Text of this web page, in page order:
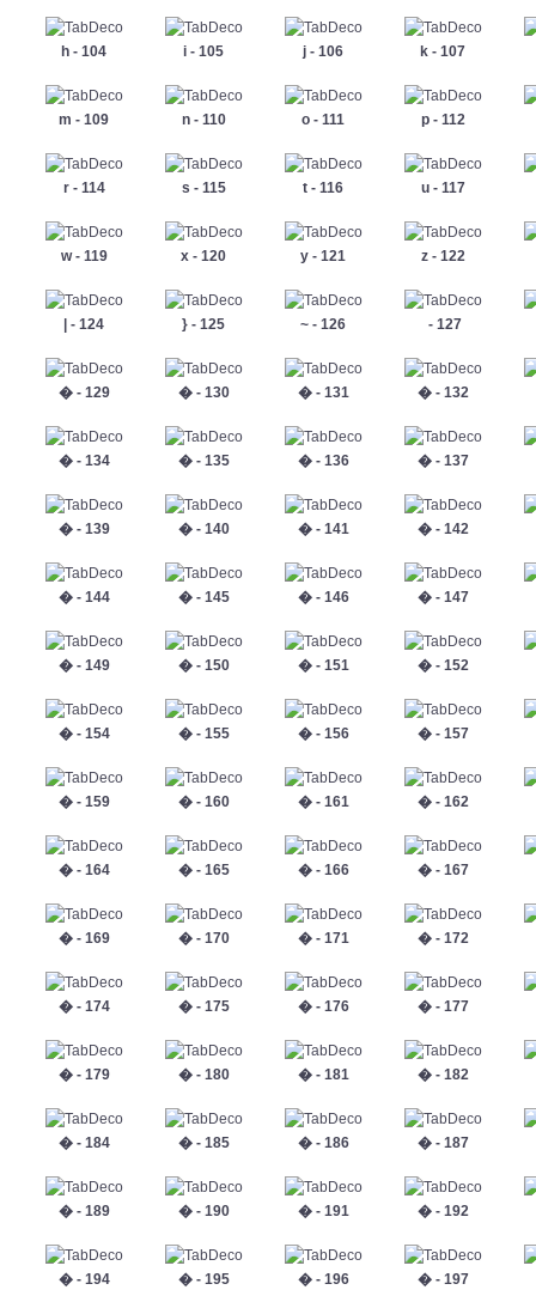
h - 104 i - 105 j - 106 k - 107
m - 109 n - 110 o - 111 p - 112
r - 114 s - 115 t - 116 u - 117
w - 119 x - 120 y - 121 z - 122
| - 124 } - 125 ~ - 126 - 127
� - 129 � - 130 � - 131 � - 132
� - 134 � - 135 � - 136 � - 137
� - 139 � - 140 � - 141 � - 142
� - 144 � - 145 � - 146 � - 147
� - 149 � - 150 � - 151 � - 152
� - 154 � - 155 � - 156 � - 157
� - 159 � - 160 � - 161 � - 162
� - 164 � - 165 � - 166 � - 167
� - 169 � - 170 � - 171 � - 172
� - 174 � - 175 � - 176 � - 177
� - 179 � - 180 � - 181 � - 182
� - 184 � - 185 � - 186 � - 187
� - 189 � - 190 � - 191 � - 192
� - 194 � - 195 � - 196 � - 197